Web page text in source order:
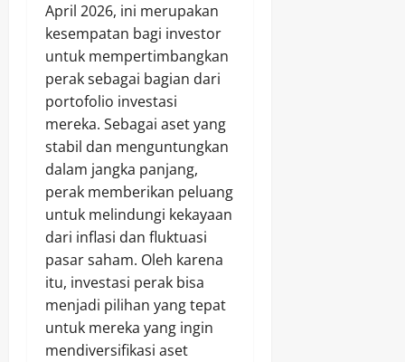
April 2026, ini merupakan
kesempatan bagi investor
untuk mempertimbangkan
perak sebagai bagian dari
portofolio investasi
mereka. Sebagai aset yang
stabil dan menguntungkan
dalam jangka panjang,
perak memberikan peluang
untuk melindungi kekayaan
dari inflasi dan fluktuasi
pasar saham. Oleh karena
itu, investasi perak bisa
menjadi pilihan yang tepat
untuk mereka yang ingin
mendiversifikasi aset